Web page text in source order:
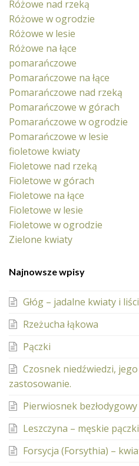
Różowe nad rzeką
Różowe w ogrodzie
Różowe w lesie
Różowe na łące
pomarańczowe
Pomarańczowe na łące
Pomarańczowe nad rzeką
Pomarańczowe w górach
Pomarańczowe w ogrodzie
Pomarańczowe w lesie
fioletowe kwiaty
Fioletowe nad rzeką
Fioletowe w górach
Fioletowe na łące
Fioletowe w lesie
Fioletowe w ogrodzie
Zielone kwiaty
Najnowsze wpisy
Głóg – jadalne kwiaty i
Rzeżucha łąkowa
Pączki
Czosnek niedźwiedzi, jego
zastosowanie.
Pierwiosnek
Leszczyna – męskie
Forsycja (Forsythia) –